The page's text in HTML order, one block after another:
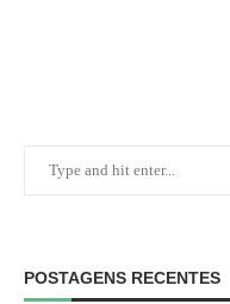
POSTAGENS RECENTES